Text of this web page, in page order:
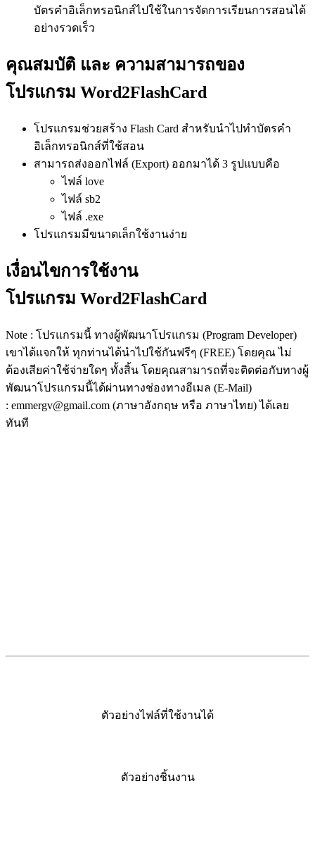
บัตรคำอิเล็กทรอนิกส์ไปใช้ในการจัดการเรียนการสอนได้
อย่างรวดเร็ว
คุณสมบัติ และ ความสามารถของ
โปรแกรม Word2FlashCard
โปรแกรมช่วยสร้าง Flash Card สำหรับนำไปทำบัตรคำ
อิเล็กทรอนิกส์ที่ใช้สอน
สามารถส่งออกไฟล์ (Export) ออกมาได้ 3 รูปแบบคือ
ไฟล์ love
ไฟล์ sb2
ไฟล์ .exe
โปรแกรมมีขนาดเล็กใช้งานง่าย
เงื่อนไขการใช้งาน
โปรแกรม Word2FlashCard
Note : โปรแกรมนี้ ทางผู้พัฒนาโปรแกรม (Program Developer)
เขาได้แจกให้ ทุกท่านได้นำไปใช้กันฟรีๆ (FREE) โดยคุณ ไม่
ต้องเสียค่าใช้จ่ายใดๆ ทั้งสิ้น โดยคุณสามารถที่จะติดต่อกับทางผู้
พัฒนาโปรแกรมนี้ได้ผ่านทางช่องทางอีเมล (E-Mail)
: emmergv@gmail.com (ภาษาอังกฤษ หรือ ภาษาไทย) ได้เลย
ทันที
ตัวอย่างไฟล์ที่ใช้งานได้
ตัวอย่างชิ้นงาน